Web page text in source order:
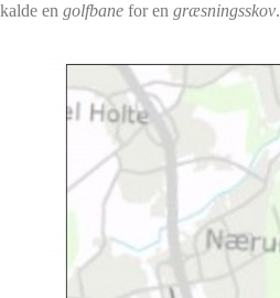
kalde en golfbane for en græsningsskov.